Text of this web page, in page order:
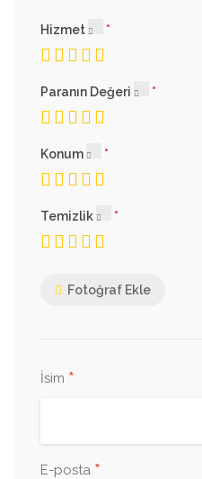
Hizmet
Paranın Değeri
Konum
Temizlik
Fotoğraf Ekle
İsim *
E-posta *